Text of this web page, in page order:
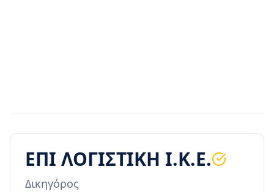
ΕΠΙ ΛΟΓΙΣΤΙΚΗ Ι.Κ.Ε.
Δικηγόρος